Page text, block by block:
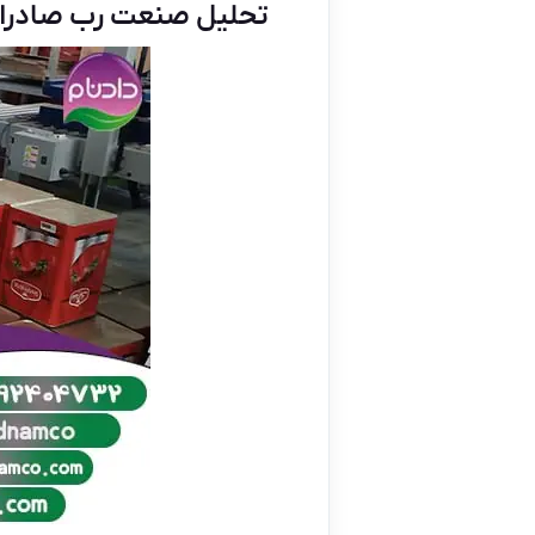
تحلیل صنعت رب